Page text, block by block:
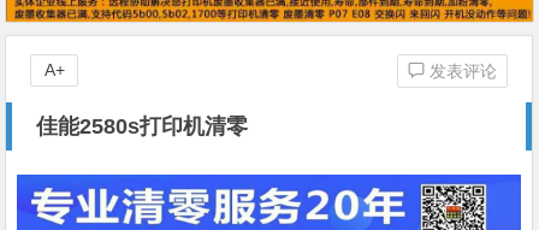
佳能2580s打印机清零
发表评论
A+